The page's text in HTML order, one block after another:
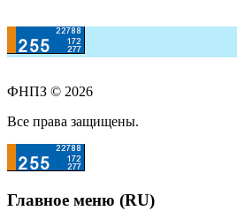
ФНПЗ © 2026
Все права защищены.
Главное меню (RU)